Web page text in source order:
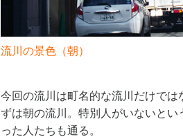
流川の景色（朝）
今回の流川は町名的な流川だけで
ずは朝の流川。特別人がいないと
った人たちも通る。